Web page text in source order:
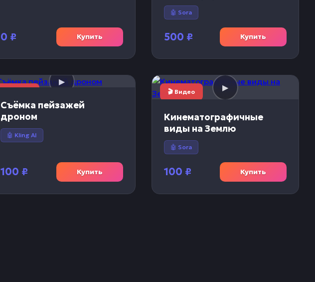
0 ₽ Купить
🤖 Sora
500 ₽ Купить
Съёмка пейзажей
дроном
🤖 Kling AI
100 ₽ Купить
🎬 Видео
Кинематографичные
виды на Землю
🤖 Sora
100 ₽ Купить